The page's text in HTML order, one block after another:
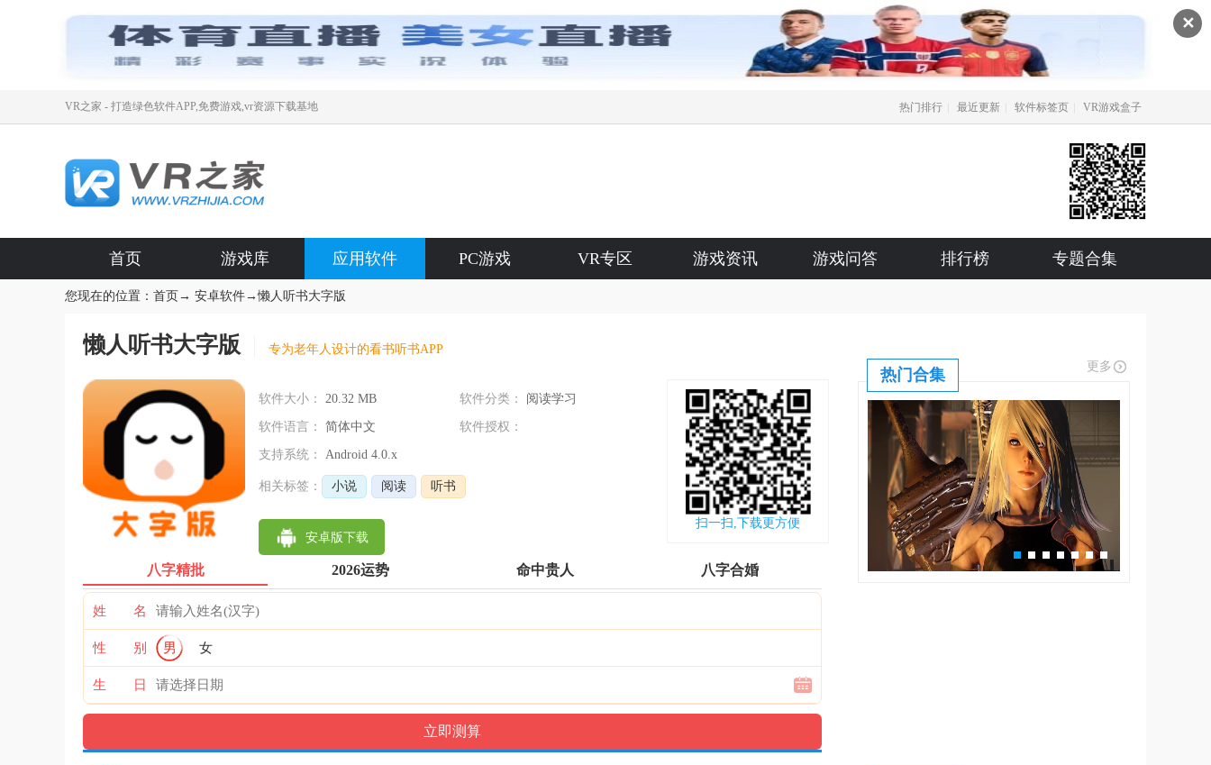
✕
VR之家 - 打造绿色软件APP,免费游戏,vr资源下载基地 热门排行 最近更新 软件标签页 VR游戏盒子
首页 游戏库 应用软件 PC游戏 VR专区 游戏资讯 游戏问答 排行榜 专题合集
您现在的位置： 首页 → 安卓软件→懒人听书大字版
懒人听书大字版 专为老年人设计的看书听书APP
软件大小： 20.32 MB 软件分类： 阅读学习
软件语言： 简体中文 软件授权：
支持系统： Android 4.0.x
相关标签： 小说 阅读 听书
安卓版下载
扫一扫,下载更方便
八字精批 2026运势 命中贵人 八字合婚
姓 名
性 别 男 女
生 日
热门合集 更多